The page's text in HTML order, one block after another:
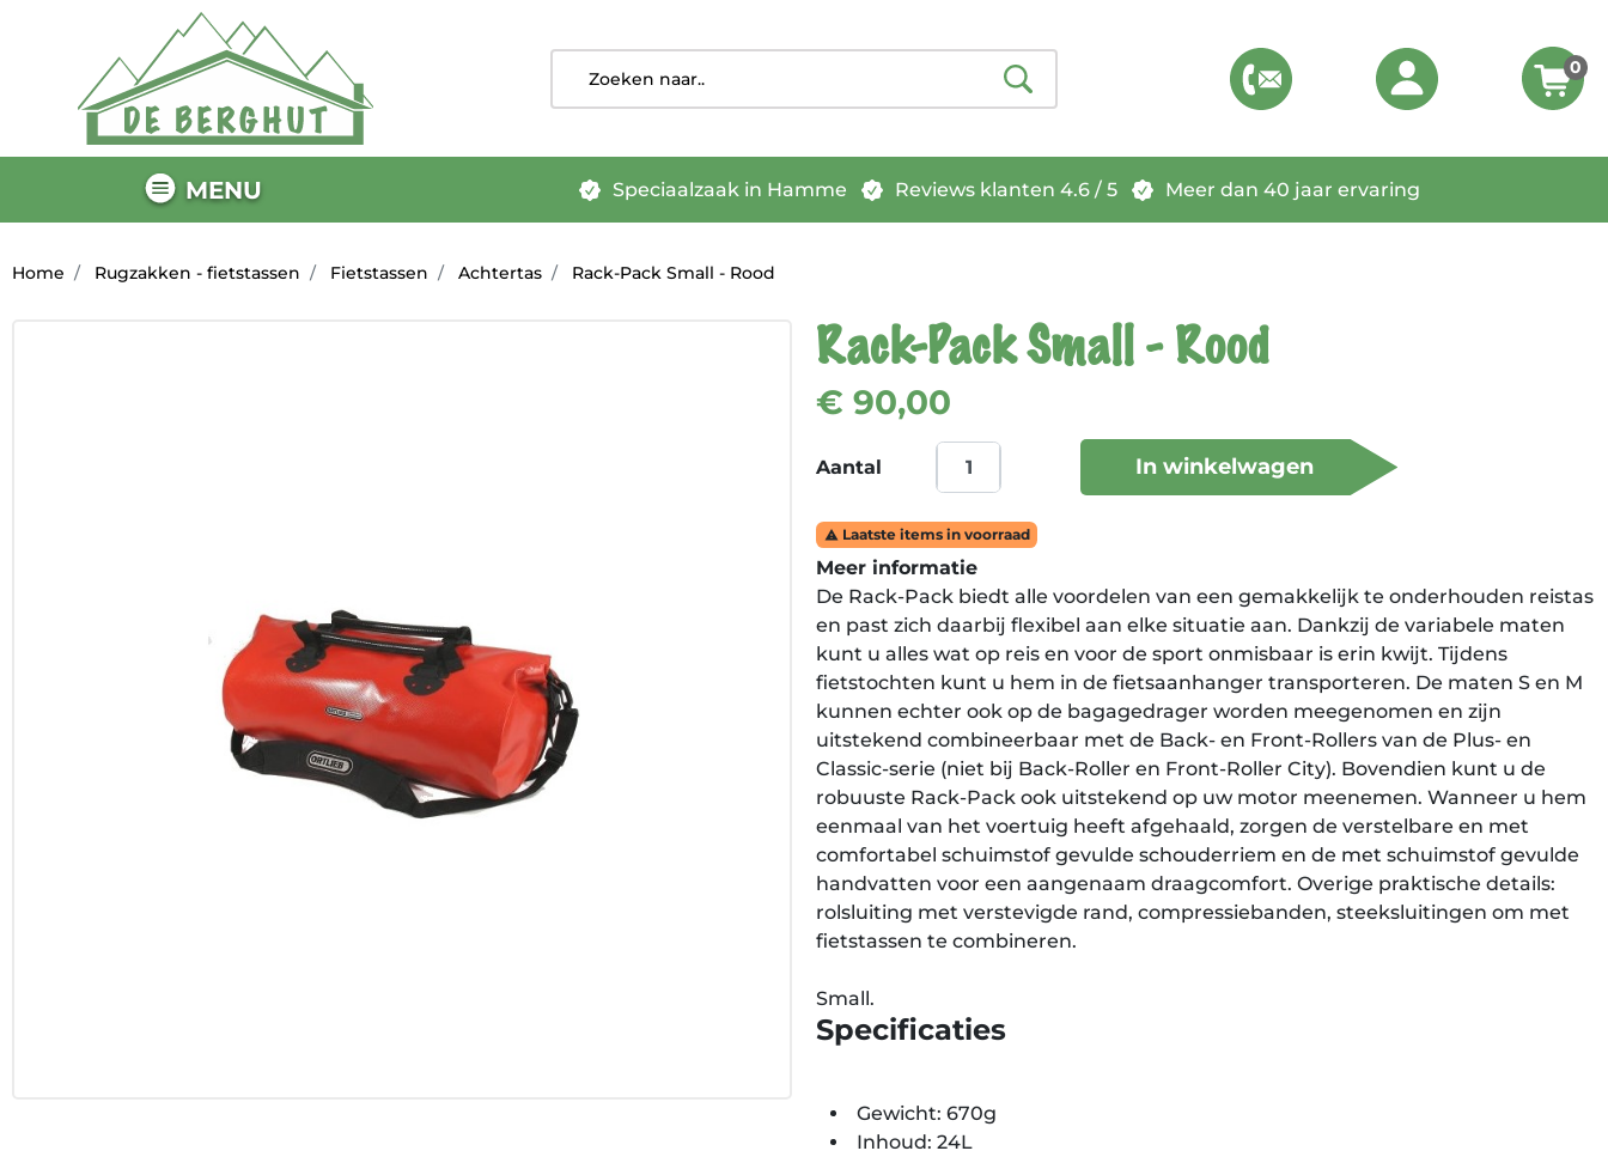
0
MENU Speciaalzaak in Hamme Reviews klanten 4.6 / 5 Meer dan 40 jaar ervaring
Home Rugzakken - fietstassen Fietstassen Achtertas Rack-Pack Small - Rood
Rack-Pack Small - Rood
€ 90,00
Aantal In winkelwagen
 Laatste items in voorraad
Meer informatie
De Rack-Pack biedt alle voordelen van een gemakkelijk te onderhouden reistas
en past zich daarbij flexibel aan elke situatie aan. Dankzij de variabele maten
kunt u alles wat op reis en voor de sport onmisbaar is erin kwijt. Tijdens
fietstochten kunt u hem in de fietsaanhanger transporteren. De maten S en M
kunnen echter ook op de bagagedrager worden meegenomen en zijn
uitstekend combineerbaar met de Back- en Front-Rollers van de Plus- en
Classic-serie (niet bij Back-Roller en Front-Roller City). Bovendien kunt u de
robuuste Rack-Pack ook uitstekend op uw motor meenemen. Wanneer u hem
eenmaal van het voertuig heeft afgehaald, zorgen de verstelbare en met
comfortabel schuimstof gevulde schouderriem en de met schuimstof gevulde
handvatten voor een aangenaam draagcomfort. Overige praktische details:
rolsluiting met verstevigde rand, compressiebanden, steeksluitingen om met
fietstassen te combineren.
Small.
Specificaties
Gewicht: 670g
Inhoud: 24L